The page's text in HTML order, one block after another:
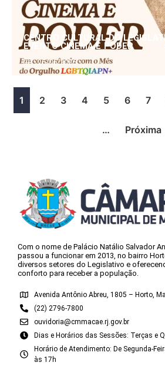
CENTRO CULTURAL DO
EVENTO CINEMA E PODER
25/06/2026
1 2 3 4 5 6 7
… Próxima
Com o nome de Palácio Natálio Salvador
passou a funcionar em 2013, no bairro
diversos setores do Legislativo e
conforto para receber a população.
Avenida Antônio Abreu, 1805 – Horto,
(22) 2796-7800
ouvidoria@cmmacae.rj.gov.br
Dias e Horários das Sessões: Terças e
Horário de Atendimento: De Segunda-
às 17h